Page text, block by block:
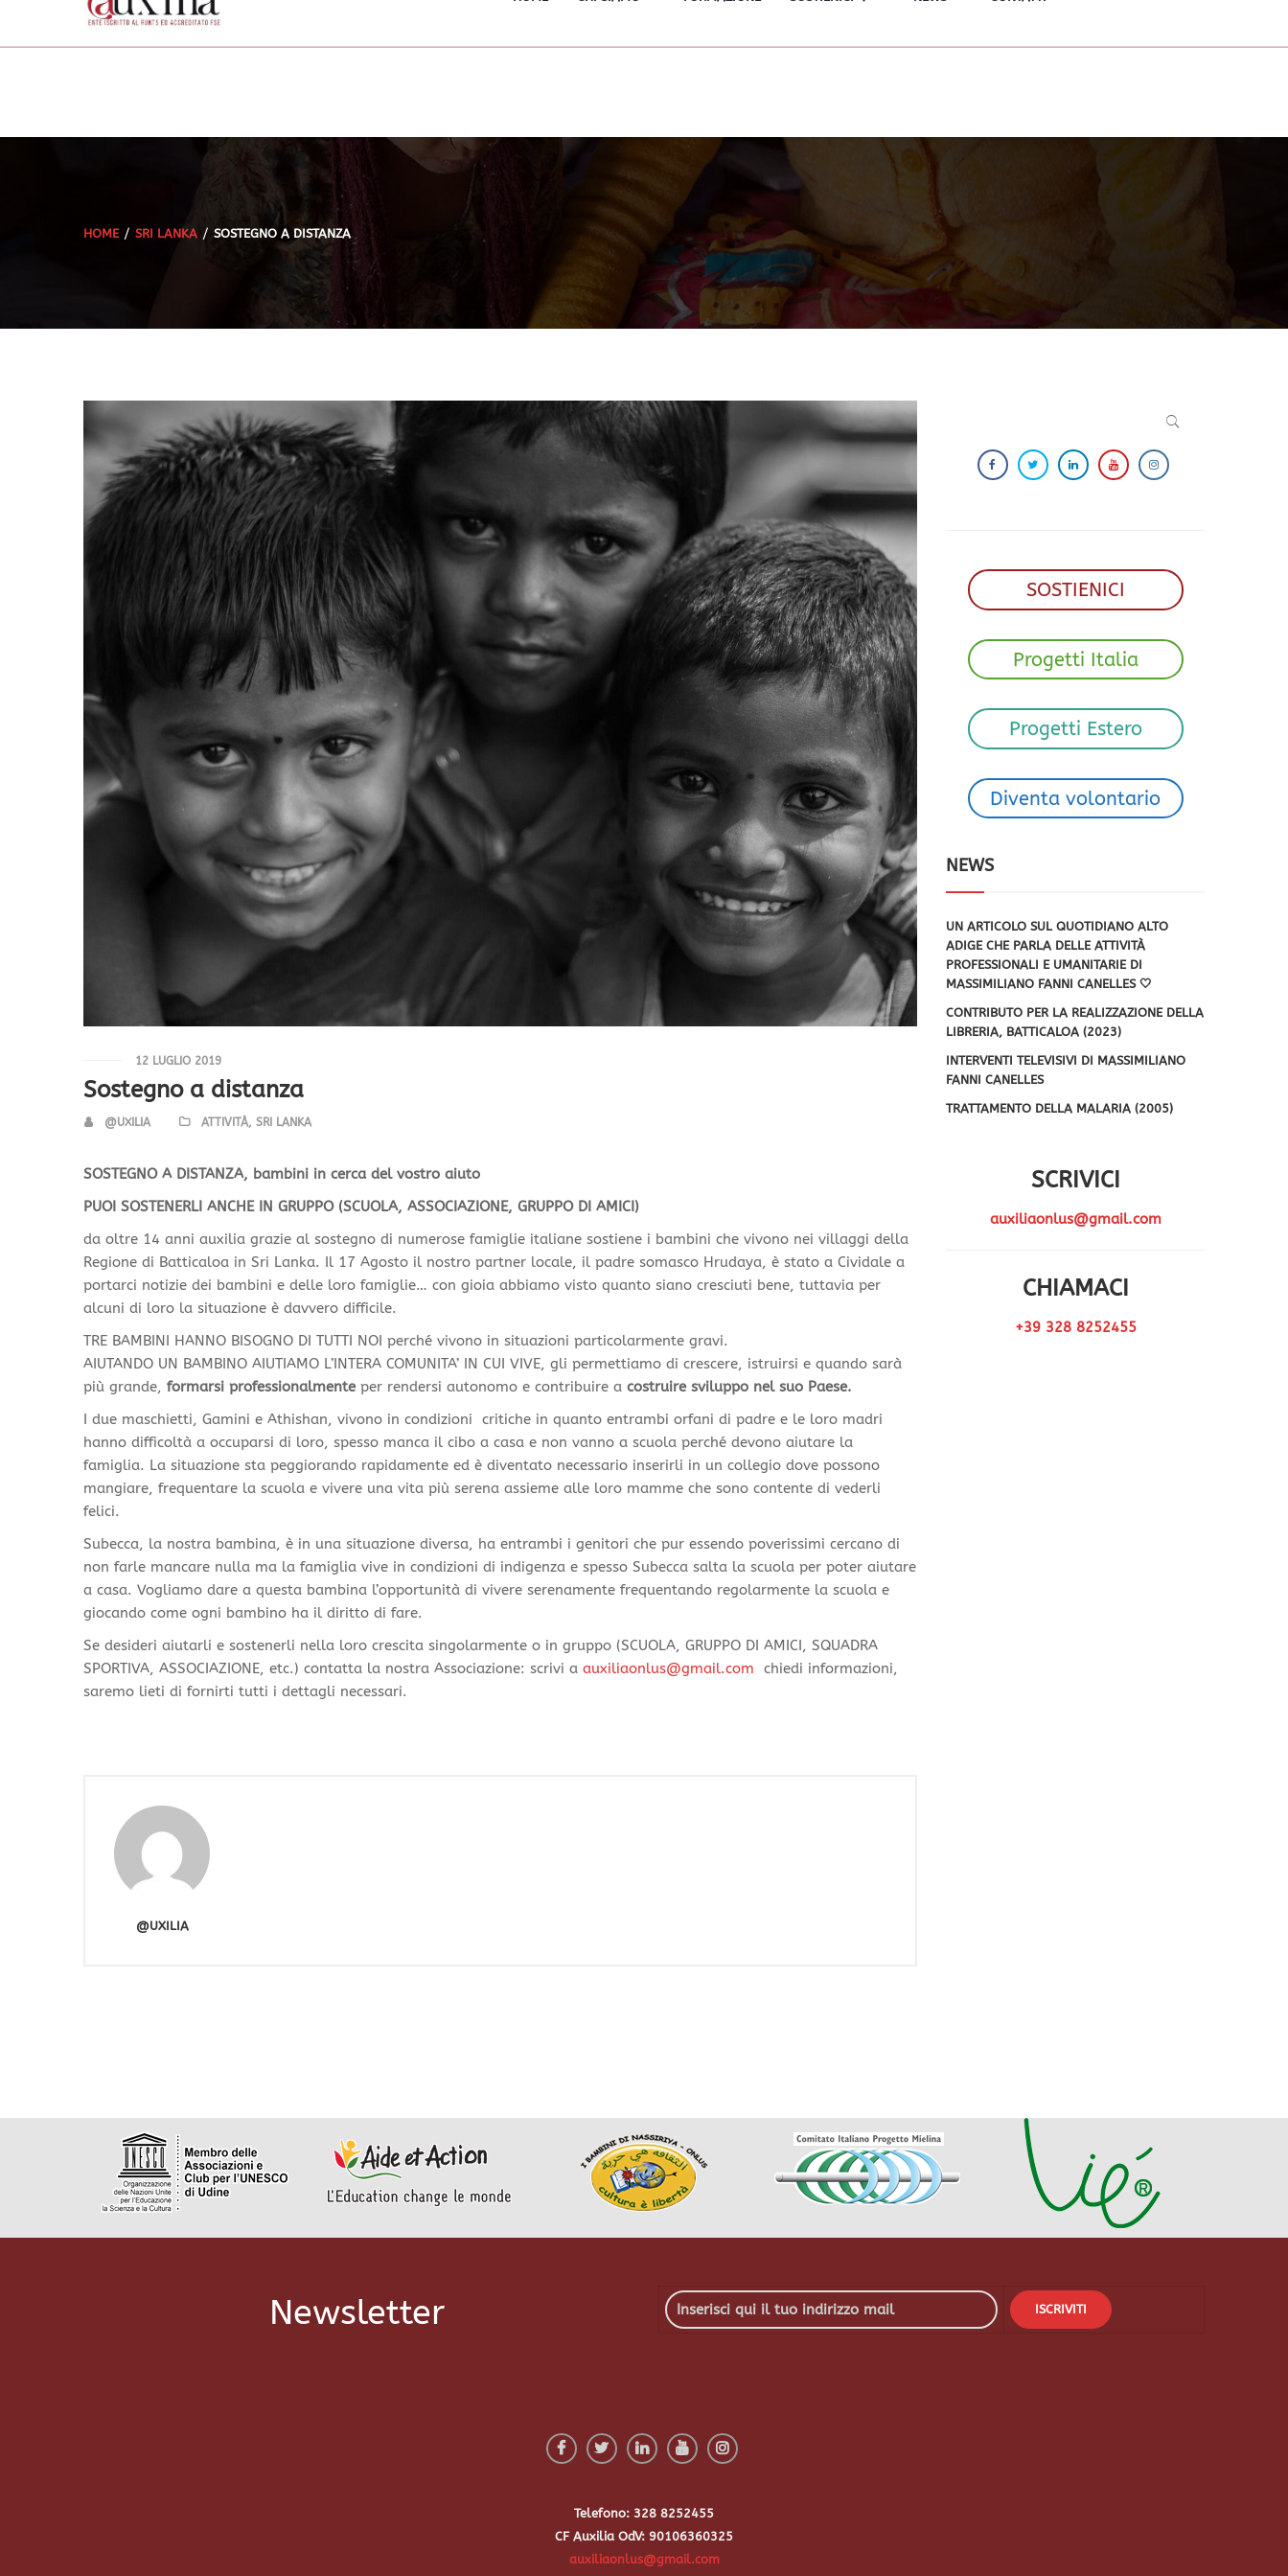
HOME SRI LANKA SOSTEGNO A DISTANZA
12 LUGLIO 2019
Sostegno a distanza
@UXILIA ATTIVITÀ, SRI LANKA
SOSTEGNO A DISTANZA, bambini in cerca del vostro aiuto
PUOI SOSTENERLI ANCHE IN GRUPPO (SCUOLA, ASSOCIAZIONE, GRUPPO DI AMICI)
da oltre 14 anni auxilia grazie al sostegno di numerose famiglie italiane sostiene i bambini che vivono nei villaggi della
Regione di Batticaloa in Sri Lanka. Il 17 Agosto il nostro partner locale, il padre somasco Hrudaya, è stato a Cividale a
portarci notizie dei bambini e delle loro famiglie… con gioia abbiamo visto quanto siano cresciuti bene, tuttavia per
alcuni di loro la situazione è davvero difficile.
TRE BAMBINI HANNO BISOGNO DI TUTTI NOI perché vivono in situazioni particolarmente gravi.
AIUTANDO UN BAMBINO AIUTIAMO L’INTERA COMUNITA’ IN CUI VIVE, gli permettiamo di crescere, istruirsi e quando sarà
più grande, formarsi professionalmenteper rendersi autonomo e contribuire a costruire sviluppo nel suo Paese.
I due maschietti, Gamini e Athishan, vivono in condizioni critiche in quanto entrambi orfani di padre e le loro madri
hanno difficoltà a occuparsi di loro, spesso manca il cibo a casa e non vanno a scuola perché devono aiutare la
famiglia. La situazione sta peggiorando rapidamente ed è diventato necessario inserirli in un collegio dove possono
mangiare, frequentare la scuola e vivere una vita più serena assieme alle loro mamme che sono contente di vederli
felici.
Subecca, la nostra bambina, è in una situazione diversa, ha entrambi i genitori che pur essendo poverissimi cercano di
non farle mancare nulla ma la famiglia vive in condizioni di indigenza e spesso Subecca salta la scuola per poter aiutare
a casa. Vogliamo dare a questa bambina l’opportunità di vivere serenamente frequentando regolarmente la scuola e
giocando come ogni bambino ha il diritto di fare.
Se desideri aiutarli e sostenerli nella loro crescita singolarmente o in gruppo (SCUOLA, GRUPPO DI AMICI, SQUADRA
SPORTIVA, ASSOCIAZIONE, etc.) contatta la nostra Associazione: scrivi a auxiliaonlus@gmail.com chiedi informazioni,
saremo lieti di fornirti tutti i dettagli necessari.
@UXILIA
SOSTIENICI
Progetti Italia
Progetti Estero
Diventa volontario
NEWS
UN ARTICOLO SUL QUOTIDIANO ALTO
ADIGE CHE PARLA DELLE ATTIVITÀ
PROFESSIONALI E UMANITARIE DI
MASSIMILIANO FANNI CANELLES 🤍
CONTRIBUTO PER LA REALIZZAZIONE DELLA
LIBRERIA, BATTICALOA (2023)
INTERVENTI TELEVISIVI DI MASSIMILIANO
FANNI CANELLES
TRATTAMENTO DELLA MALARIA (2005)
SCRIVICI
auxiliaonlus@gmail.com
CHIAMACI
+39 328 8252455
Newsletter
Telefono: 328 8252455
CF Auxilia OdV: 90106360325
auxiliaonlus@gmail.com